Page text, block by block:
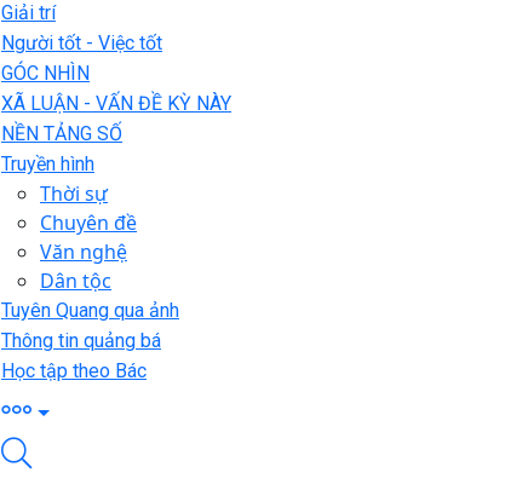
Giải trí
Người tốt - Việc tốt
GÓC NHÌN
XÃ LUẬN - VẤN ĐỀ KỲ NÀY
NỀN TẢNG SỐ
Truyền hình
Thời sự
Chuyên đề
Văn nghệ
Dân tộc
Tuyên Quang qua ảnh
Thông tin quảng bá
Học tập theo Bác